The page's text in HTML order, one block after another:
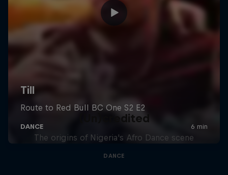
(Un)credited
The origins of Nigeria's Afro Dance scene
DANCE